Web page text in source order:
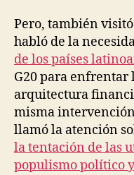
Pero, también
habló de la
de los países
G20 para enfrentar
arquitectura
misma
llamó la atención
la tentación de las
populismo político